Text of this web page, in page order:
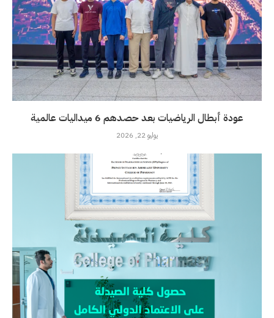
عودة أبطال الرياضيات بعد حصدهم 6 ميداليات عالمية
يوليو 22, 2026